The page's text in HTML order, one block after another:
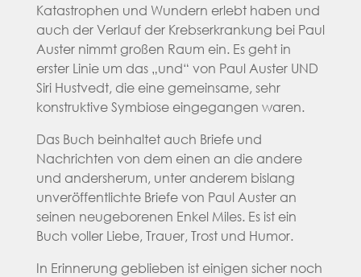
Katastrophen und Wundern erlebt haben und
auch der Verlauf der Krebserkrankung bei Paul
Auster nimmt großen Raum ein. Es geht in
erster Linie um das „und“ von Paul Auster UND
Siri Hustvedt, die eine gemeinsame, sehr
konstruktive Symbiose eingegangen waren.
Das Buch beinhaltet auch Briefe und
Nachrichten von dem einen an die andere
und andersherum, unter anderem bislang
unveröffentlichte Briefe von Paul Auster an
seinen neugeborenen Enkel Miles. Es ist ein
Buch voller Liebe, Trauer, Trost und Humor.
In Erinnerung geblieben ist einigen sicher noch